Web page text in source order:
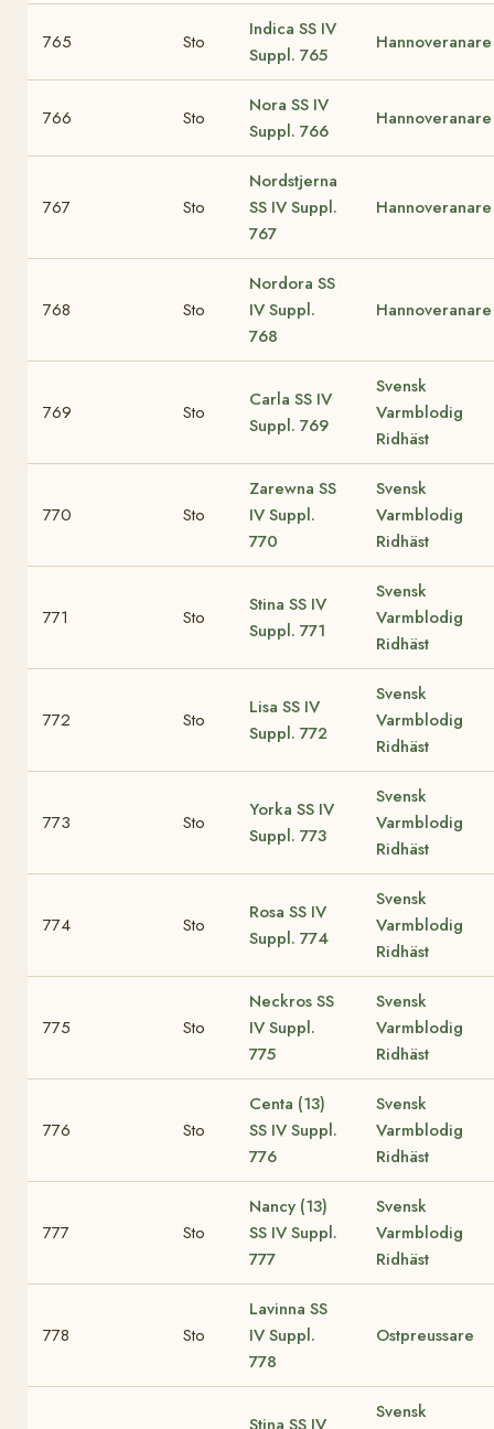
765 Sto
Indica SS IV
Suppl. 765
Hannoveranare
766 Sto
Nora SS IV
Suppl. 766
Hannoveranare
767 Sto
Nordstjerna
SS IV Suppl.
767
Hannoveranare
768 Sto
Nordora SS
IV Suppl.
768
Hannoveranare
769 Sto
Carla SS IV
Suppl. 769
Svensk
Varmblodig
Ridhäst
770 Sto
Zarewna SS
IV Suppl.
770
Svensk
Varmblodig
Ridhäst
771 Sto
Stina SS IV
Suppl. 771
Svensk
Varmblodig
Ridhäst
772 Sto
Lisa SS IV
Suppl. 772
Svensk
Varmblodig
Ridhäst
773 Sto
Yorka SS IV
Suppl. 773
Svensk
Varmblodig
Ridhäst
774 Sto
Rosa SS IV
Suppl. 774
Svensk
Varmblodig
Ridhäst
775 Sto
NeckrosSS
IV Suppl.
775
Svensk
Varmblodig
Ridhäst
776 Sto
Centa (13)
SS IV Suppl.
776
Svensk
Varmblodig
Ridhäst
777 Sto
Nancy (13)
SS IV Suppl.
777
Svensk
Varmblodig
Ridhäst
778 Sto
Lavinna SS
IV Suppl.
778
Ostpreussare
Svensk